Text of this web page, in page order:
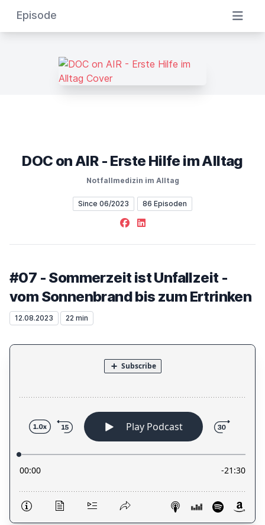
Episode
DOC on AIR - Erste Hilfe im Alltag
Notfallmedizin im Alltag
Since 06/2023 86 Episoden
Facebook
LinkedIn
#07 - Sommerzeit ist Unfallzeit -
vom Sonnenbrand bis zum Ertrinken
12.08.2023 22 min